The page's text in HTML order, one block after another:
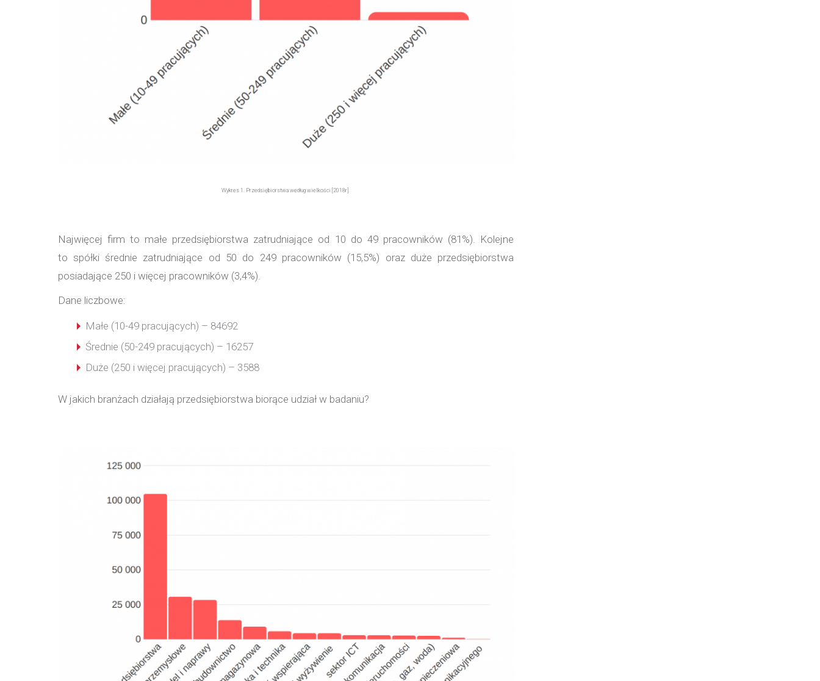
Wykres 1. Przedsiębiorstwa według wielkości [2018r].
Najwięcej firm to małe przedsiębiorstwa zatrudniające od 10 do 49 pracowników (81%). Kolejne
to spółki średnie zatrudniające od 50 do 249 pracowników (15,5%) oraz duże przedsiębiorstwa
posiadające 250 i więcej pracowników (3,4%).
Dane liczbowe:
Małe (10-49 pracujących) – 84692
Średnie (50-249 pracujących) – 16257
Duże (250 i więcej pracujących) – 3588
W jakich branżach działają przedsiębiorstwa biorące udział w badaniu?